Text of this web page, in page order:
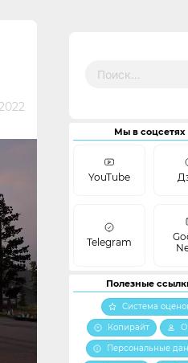
Мы в соцсетях
YouTube
Telegram
Полезные
Система
Копирайт
О
Персональные